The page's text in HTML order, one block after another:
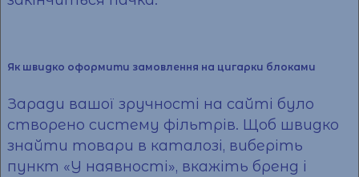
Як швидко оформити замовлення на цигарки блоками
Заради вашої зручності на сайті було
створено систему фільтрів. Щоб швидко
знайти товари в каталозі, виберіть
пункт «У наявності», вкажіть бренд і